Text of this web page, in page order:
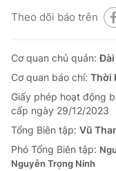
Theo dõi báo trên
Cơ quan chủ quản:Đài
Cơ quan báo chí: Thời
Giấy phép hoạt động
cấp ngày 29/12/2023
Tổng Biên tập: Vũ
Phó Tổng Biên tập:
Nguyễn Trọng Ninh